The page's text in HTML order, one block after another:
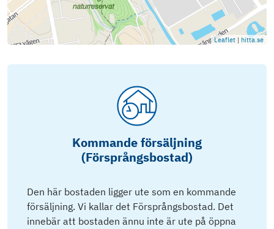
Leaflet | hitta.se
Kommande försäljning
(Försprångsbostad)
Den här bostaden ligger ute som en kommande
försäljning. Vi kallar det Försprångsbostad. Det
innebär att bostaden ännu inte är ute på öppna